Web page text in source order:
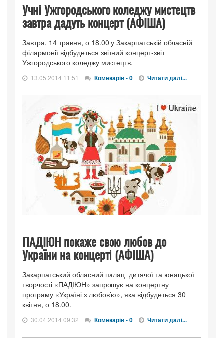
Учні Ужгородського коледжу мистецтв
завтра дадуть концерт (АФІША)
Завтра, 14 травня, о 18.00 у Закарпатській обласній
філармонії відбудеться звітний концерт-звіт
Ужгородського коледжу мистецтв.
13.05.2014 11:51 Коменарів - 0 Читати далі...
ПАДІЮН покаже свою любов до
України на концерті (АФІША)
Закарпатський обласний палац дитячої та юнацької
творчості «ПАДІЮН» запрошує на концертну
програму «Україні з любов’ю», яка відбудеться 30
квітня, о 18.00.
30.04.2014 09:32 Коменарів - 0 Читати далі...